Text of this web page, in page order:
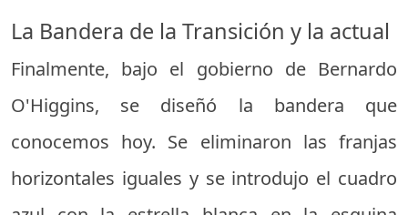
La Bandera de la Transición y la actual
Finalmente, bajo el gobierno de Bernardo
O'Higgins, se diseñó la bandera que
conocemos hoy. Se eliminaron las franjas
horizontales iguales y se introdujo el cuadro